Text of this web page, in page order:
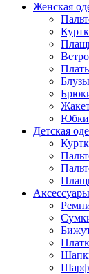
Женская
Блузы
Юбки
Детская
Аксессуары